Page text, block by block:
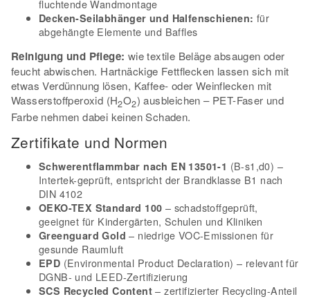
fluchtende Wandmontage
Decken-Seilabhänger und Halfenschienen: für
abgehängte Elemente und Baffles
Reinigung und Pflege: wie textile Beläge absaugen oder
feucht abwischen. Hartnäckige Fettflecken lassen sich mit
etwas Verdünnung lösen, Kaffee- oder Weinflecken mit
Wasserstoffperoxid (H2O2) ausbleichen – PET-Faser und
Farbe nehmen dabei keinen Schaden.
Zertifikate und Normen
Schwerentflammbar nach EN 13501-1 (B-s1,d0) –
Intertek-geprüft, entspricht der Brandklasse B1 nach
DIN 4102
OEKO-TEX Standard 100 – schadstoffgeprüft,
geeignet für Kindergärten, Schulen und Kliniken
Greenguard Gold – niedrige VOC-Emissionen für
gesunde Raumluft
EPD (Environmental Product Declaration) – relevant für
DGNB- und LEED-Zertifizierung
SCS Recycled Content – zertifizierter Recycling-Anteil